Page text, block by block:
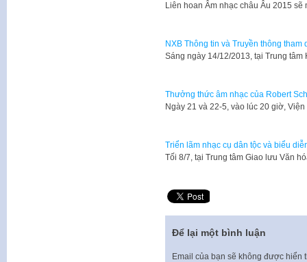
Liên hoan Âm nhạc châu Âu 2015
NXB Thông tin và Truyền thông
​Sáng ngày 14/12/2013, tại Trung
Thưởng thức âm nhạc của Robert
Ngày 21 và 22-5, vào lúc 20 giờ,
Triển lãm nhạc cụ dân tộc và biểu
Tối 8/7, tại Trung tâm Giao lưu Văn
Để lại một bình luận
Email của bạn sẽ không được hiển